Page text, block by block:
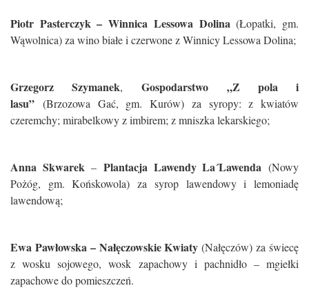
Piotr Pasterczyk – Winnica Lessowa Dolina (Łopatki, gm.
Wąwolnica) za wino białe i czerwone z Winnicy Lessowa Dolina;
Grzegorz Szymanek,Gospodarstwo „Z pola i
lasu” (Brzozowa Gać, gm. Kurów) za syropy: z kwiatów
czeremchy; mirabelkowy z imbirem; z mniszka lekarskiego;
Anna Skwarek –Plantacja Lawendy La´Lawenda (Nowy
Pożóg, gm. Końskowola) za syrop lawendowy i lemoniadę
lawendową;
Ewa Pawłowska – Nałęczowskie Kwiaty (Nałęczów) za świecę
z wosku sojowego, wosk zapachowy i pachnidło – mgiełki
zapachowe do pomieszczeń.